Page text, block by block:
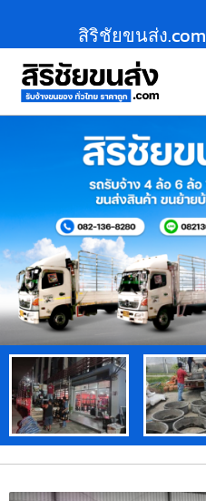
สิริชัยขนส่ง.com